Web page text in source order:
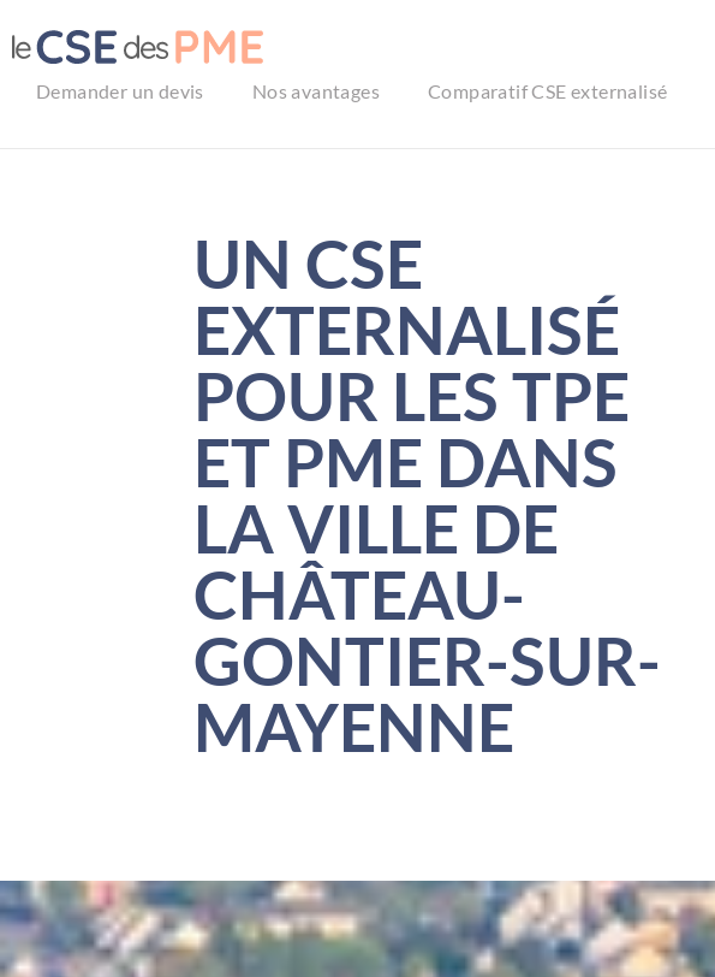
au
contenu
Demander un devis
Nos avantages Comparatif CSE externalisé
UN CSE
EXTERNALISÉ
POUR LES TPE
ET PME DANS
LA VILLE DE
CHÂTEAU-
GONTIER-SUR-
MAYENNE